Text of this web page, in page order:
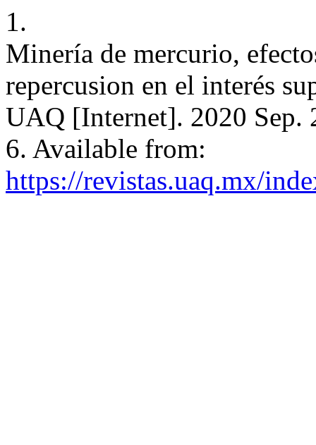
1.
Minería de mercurio,
repercusion en el interés
UAQ [Internet]. 2020
6. Available from:
https://revistas.uaq.mx/